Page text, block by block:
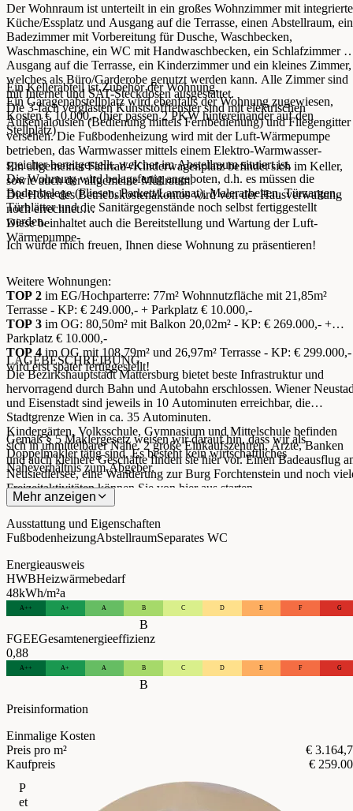
Der Wohnraum ist unterteilt in ein großes Wohnzimmer mit
Küche/Essplatz und Ausgang auf die Terrasse, einen Abstellraum, ein
Badezimmer mit Vorbereitung für Dusche, Waschbecken,
Waschmaschine, ein WC mit Handwaschbecken, ein Schlafzimmer
Ausgang auf die Terrasse, ein Kinderzimmer und ein kleines Zimmer,
welches als Büro/Garderobe genutzt werden kann. Alle Zimmer sind
mit Internet und SAT-Steckdosen ausgestattet.
Die 3-fach verglasten Kunststofffenster sind mit elektrischen
Außenjalousien (Bedienung mittels Fernbedienung) und Fliegengitter
versehen. Die Fußbodenheizung wird mit der Luft-Wärmepumpe
betrieben, das Warmwasser mittels einem Elektro-Warmwasser-
speicher bereitgestellt, welcher im Abstellraum situiert ist.
Die Wohnung wird belagsfertig angeboten, d.h. es müssen die
Bodenbelege (Fliesen, Parkett/Laminat), Malerarbeiten, Türzargen,
Türblätter und die Sanitärgegenstände noch selbst fertiggestellt
werden.
Ein Kellerabteil ist Zubehör der Wohnung.
Ein Garagenabstellplatz wird ebenfalls der Wohnung zugewiesen,
Kosten € 10.000,- (hier passen 2 PKW hintereinander auf den
Stellplatz)
Ein allgemeiner Fahrrad-/Kinderwagenplatz befindet sich im Keller,
sowie auch der allgemeine Müllraum.
Die Höhe des Betriebskostenakontos wird von der Hausverwaltung
noch errechnet.
Diese beinhaltet auch die Bereitstellung und Wartung der Luft-
Wärmepumpe-
Ich würde mich freuen, Ihnen diese Wohnung zu präsentieren!
Weitere Wohnungen:
TOP 2 im EG/Hochparterre: 77m² Wohnnutzfläche mit 21,85m²
Terrasse - KP: € 249.000,- + Parkplatz € 10.000,-
TOP 3 im OG: 80,50m² mit Balkon 20,02m² - KP: € 269.000,- +
Parkplatz € 10.000,-
TOP 4 im OG mit 108,79m² und 26,97m² Terrasse - KP: € 299.000,-
wird erst später fertiggestellt!
LAGEBESCHREIBUNG
Die Bezirkshauptstadt Mattersburg bietet beste Infrastruktur und
hervorragend durch Bahn und Autobahn erschlossen. Wiener
und Eisenstadt sind jeweils in 10 Autominuten erreichbar, die
Stadtgrenze Wien in ca. 35 Autominuten.
Kindergärten, Volksschule, Gymnasium und Mittelschule befinden
sich in unmittelbarer Nähe. 2 große Einkaufszentren, Ärzte, Banken
und auch kleinere Geschäfte finden sie hier vor. Einen Badeausflug
Neusiedlersee, eine Wanderung zur Burg Forchtenstein und noch
Freizeitaktivitäten können Sie von hier aus starten.
Gemäß § 5 Maklergesetz weisen wir darauf hin, dass wir als
Doppelmakler tätig sind. Es besteht kein wirtschaftliches
Naheverhältnis zum Abgeber.
Mehr anzeigen
Ausstattung und Eigenschaften
FußbodenheizungAbstellraumSeparates WC
Energieausweis
HWBHeizwärmebedarf
48kWh/m²a
A++ A+ A B C D E F G
B
FGEEGesamtenergieeffizienz
0,88
A++ A+ A B C D E F G
B
Preisinformation
Einmalige Kosten
Preis pro m²
€
Kaufpreis
€
P
et